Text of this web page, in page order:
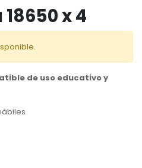
x 4
de uso educativo y